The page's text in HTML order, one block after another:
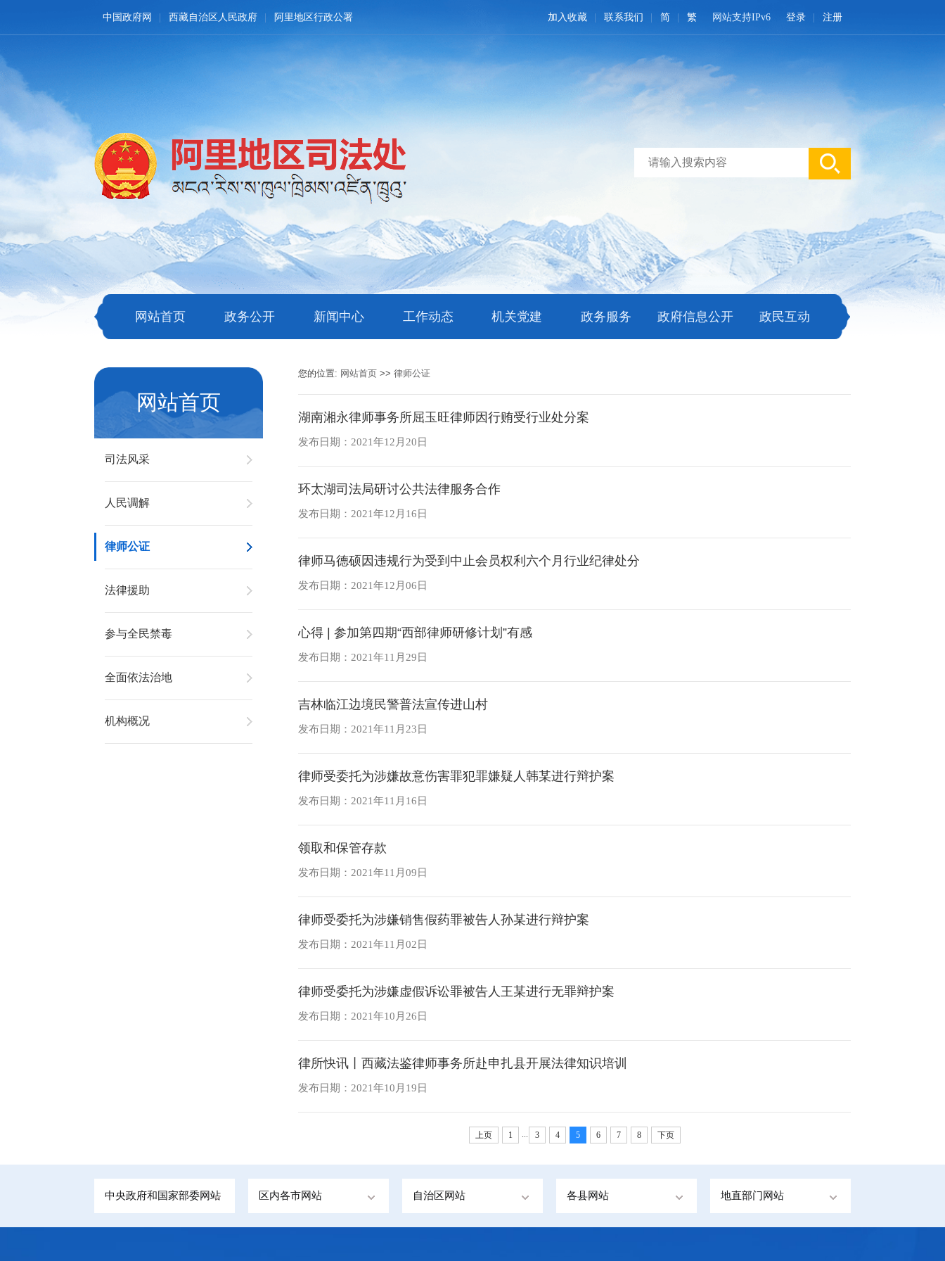
中国政府网 西藏自治区人民政府 阿里地区行政公署 登录 注册
网站支持IPv6
加入收藏 联系我们 简 繁
网站首页 政务公开 新闻中心 工作动态 机关党建 政务服务 政府信息公开 政民互动
网站首页
司法风采
人民调解
律师公证
法律援助
参与全民禁毒
全面依法治地
机构概况
您的位置: 网站首页 >>律师公证
湖南湘永律师事务所屈玉旺律师因行贿受行业处分案
发布日期：2021年12月20日
环太湖司法局研讨公共法律服务合作
发布日期：2021年12月16日
律师马德硕因违规行为受到中止会员权利六个月行业纪律处分
发布日期：2021年12月06日
心得 | 参加第四期“西部律师研修计划”有感
发布日期：2021年11月29日
吉林临江边境民警普法宣传进山村
发布日期：2021年11月23日
律师受委托为涉嫌故意伤害罪犯罪嫌疑人韩某进行辩护案
发布日期：2021年11月16日
领取和保管存款
发布日期：2021年11月09日
律师受委托为涉嫌销售假药罪被告人孙某进行辩护案
发布日期：2021年11月02日
律师受委托为涉嫌虚假诉讼罪被告人王某进行无罪辩护案
发布日期：2021年10月26日
律所快讯丨西藏法鉴律师事务所赴申扎县开展法律知识培训
发布日期：2021年10月19日
上页 1 3 4 5 6 7 8 下页
中央政府和国家部委网站 区内各市网站 自治区网站 各县网站 地直部门网站